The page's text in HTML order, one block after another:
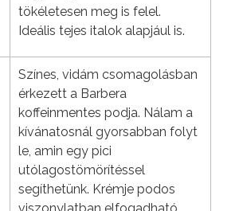
tökéletesen meg is felel.
Ideális tejes italok alapjául is.
Színes, vidám csomagolásban
érkezett a Barbera
koffeinmentes podja. Nálam a
kívánatosnál gyorsabban folyt
le, amin egy pici
utólagostömörítéssel
segíthetünk. Krémje podos